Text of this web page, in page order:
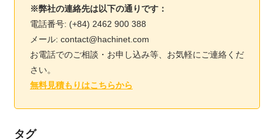
※弊社の連絡先は以下の通りです：
電話番号: (+84) 2462 900 388
メール: contact@hachinet.com
お電話でのご相談・お申し込み等、お気軽にご連絡くだ
さい。
無料見積もりはこちらから
タグ